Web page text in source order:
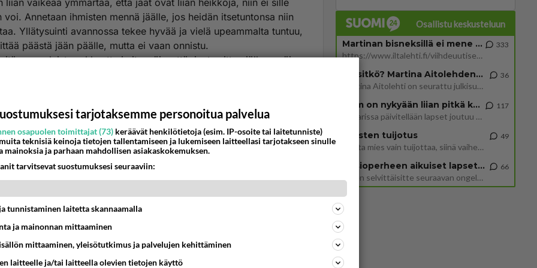
liian vaikeaa ymmärtää, että jäät ovat liian heikkoja, niin ei sille
voi. Annetaan ihmisten mennä jäälle, jos heidän itsetuntonsa niin
Yllätysuinti avannossa tekee hyvää ja vielä upeammalta tuntuu,
päästä jään päälle, mutta ei vaan onnistu.
suomalaista rohkeutta ja itsepäisyyttä, josta sitten jälkeenpäin
Kommentoi aloitusta...
Ketjusta on poistettu0sääntöjenvastaista viestiä.
Takaisin ylös
KESKUSTELUT
KUUKAUSI
Osallistu keskusteluun
Martinan bisneksillä ei mene hyvin
https://www.iltalehti.fi/viihdeuutiset/a/c46da6ab-340f-4790-aaa7-0865eed2336 Yrityksen konkurssihakemus on tullut kärä
333
Tiesitkö? Martina Aitolehden isäpuoli on tämä suosittu laulaja
Martina Aitolehti on seurattu julkisuuden henkilö. Lähipiiriin mahtuu muitakin tunnettuja henkilöitä. Tiesitkö, että Ma
36
2 km on nykyään liian pitkä koulumatka
Hesarissa päivitellään lapset joutuu nyt kulkemaan 2 km kouluun jösses. Ruostefillarilla tuo matka menee vaikka miten äk
117
Miesten tuijotus
Mutta mies vain tuijottaa, siinä vaiheessa käännän itse pään pois. Mikä juttu? Yleensä jos joku tuijottaa tai katsoo, hä
49
Uusioperheen aikuiset lapset tyhjentää jääkaapin käydessään
Miten selvittäisitte seuraavan ongelman, meillä on uusioperhe, minulla teini-ikäiset lapset ja puolisolla aikuiset, jotk
66
tarjotaksemme personoitua palvelua
osapuolen toimittajat (73) keräävät henkilötietoja (esim. IP-osoite tai laitetunniste)
teknisiä keinoja tietojen tallentamiseen ja lukemiseen laitteellasi tarjotakseen sinulle
ja parhaan mahdollisen asiakaskokemuksen.
tarvitsevat suostumuksesi seuraaviin:
tunnistaminen laitetta skannaamalla
ja mainonnan mittaaminen
mittaaminen, yleisötutkimus ja palvelujen kehittäminen
laitteelle ja/tai laitteella olevien tietojen käyttö